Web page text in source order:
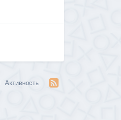
Активность